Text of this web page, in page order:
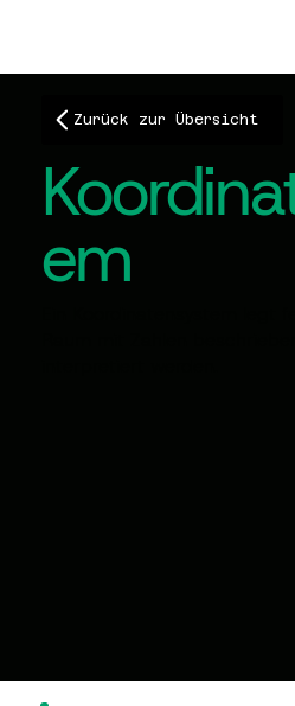
Zurück zur Übersicht
em